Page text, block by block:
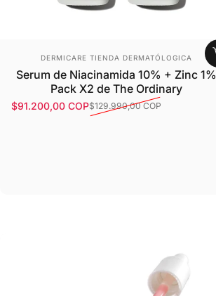
Proveedor:
DERMICARE TIENDA DERMATÓLOGICA
Serum de Niacinamida 10% + Zinc 1%
Pack X2 de The Ordinary
Precio de oferta
$91.200,00 COP
Precio habitual$129.990,00 COP